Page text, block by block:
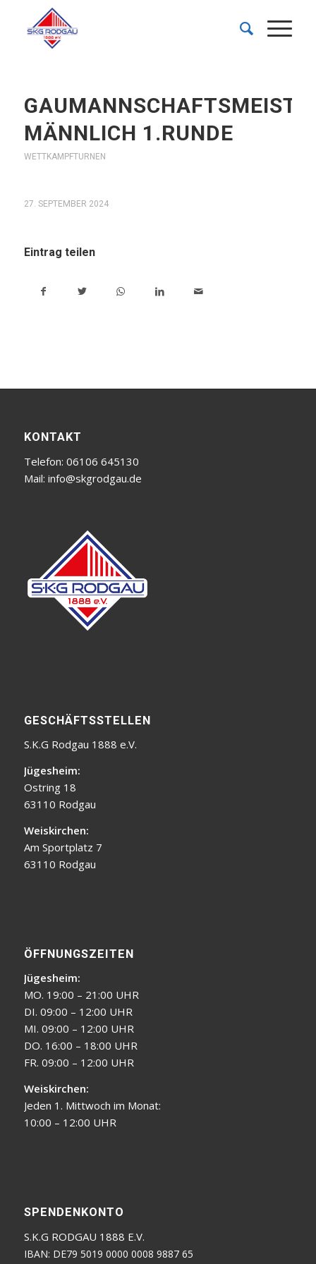
MÄNNLICH 1.RUNDE
WETTKAMPFTURNEN
27. SEPTEMBER 2024
Eintrag teilen
KONTAKT
Telefon: 06106 645130
Mail: info@skgrodgau.de
GESCHÄFTSSTELLEN
S.K.G Rodgau 1888 e.V.
Jügesheim:
Ostring 18
63110 Rodgau
Weiskirchen:
Am Sportplatz 7
63110 Rodgau
ÖFFNUNGSZEITEN
Jügesheim:
MO. 19:00 – 21:00 UHR
DI. 09:00 – 12:00 UHR
MI. 09:00 – 12:00 UHR
DO. 16:00 – 18:00 UHR
FR. 09:00 – 12:00 UHR
Weiskirchen:
Jeden 1. Mittwoch im Monat:
10:00 – 12:00 UHR
SPENDENKONTO
S.K.G RODGAU 1888 E.V.
IBAN: DE79 5019 0000 0008 9887 65